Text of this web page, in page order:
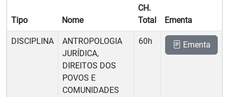
Tipo Nome
CH.
Total
Ementa
DISCIPLINA
ANTROPOLOGIA
JURÍDICA,
DIREITOS DOS
POVOS E
COMUNIDADES
60h Ementa